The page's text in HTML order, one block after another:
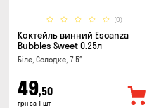
(0)
Коктейль винний Escanza
Bubbles Sweet 0.25л
Біле, Солодке, 7.5°
49,50
грн за 1 шт